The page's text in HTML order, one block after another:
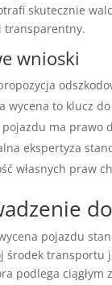
skutecznie
transparentny.
wnioski
wycena to klucz
pojazdu ma prawo
ekspertyza
własnych praw
pojazdu
środek transportu
podlega ciągłym